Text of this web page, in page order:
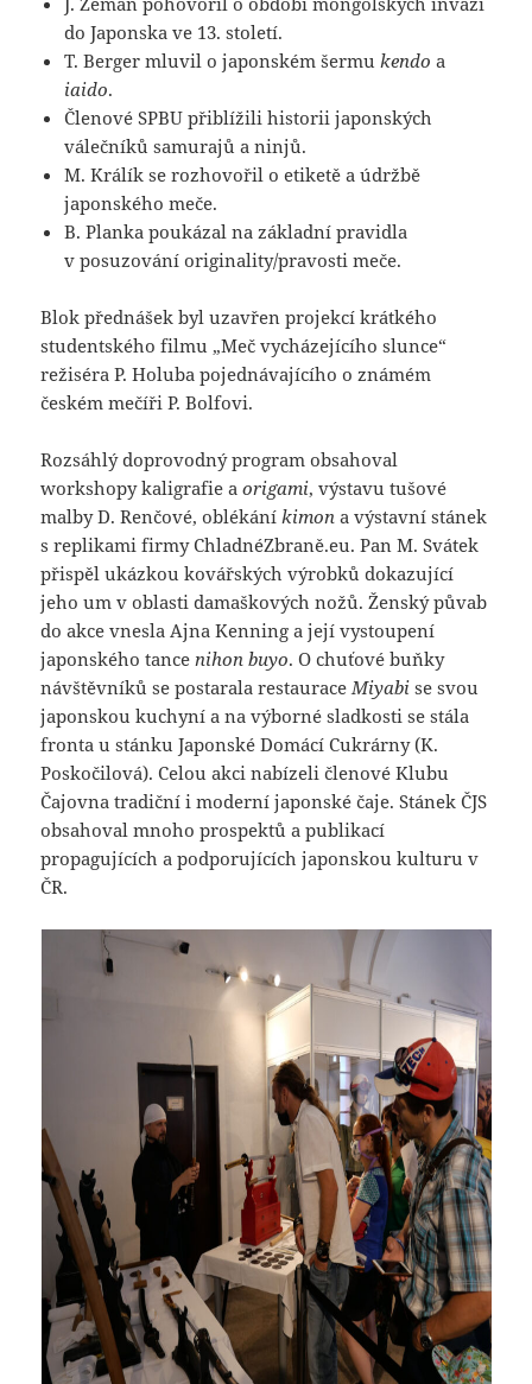
do Japonska ve 13. století.
T. Berger mluvil o japonském šermukendo a
iaido.
Členové SPBU přiblížili historii japonských
válečníků samurajů a ninjů.
M. Králík se rozhovořil o etiketě a údržbě
japonského meče.
B. Planka poukázal na základní pravidla
v posuzování originality/pravosti meče.
Blok přednášek byl uzavřen projekcí krátkého
studentského filmu „Meč vycházejícího slunce“
režiséra P. Holuba pojednávajícího o známém
českém mečíři P. Bolfovi.
Rozsáhlý doprovodný program obsahoval
workshopy kaligrafie aorigami, výstavu tušové
malby D. Renčové, oblékáníkimon a výstavní stánek
s replikami firmy ChladnéZbraně.eu. Pan M. Svátek
přispěl ukázkou kovářských výrobků dokazující
jeho um v oblasti damaškových nožů. Ženský půvab
do akce vnesla Ajna Kenning a její vystoupení
japonského tancenihon buyo. O chuťové buňky
návštěvníků se postarala restauraceMiyabi se svou
japonskou kuchyní a na výborné sladkosti se stála
fronta u stánku Japonské Domácí Cukrárny (K.
Poskočilová). Celou akci nabízeli členové Klubu
Čajovna tradiční i moderní japonské čaje. Stánek ČJS
obsahoval mnoho prospektů a publikací
propagujících a podporujících japonskou kulturu v
ČR.